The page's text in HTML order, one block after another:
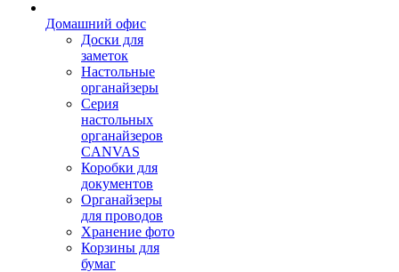
Домашний офис
Доски для
заметок
Настольные
органайзеры
Серия
настольных
органайзеров
CANVAS
Коробки для
документов
Органайзеры
для проводов
Хранение фото
Корзины для
бумаг